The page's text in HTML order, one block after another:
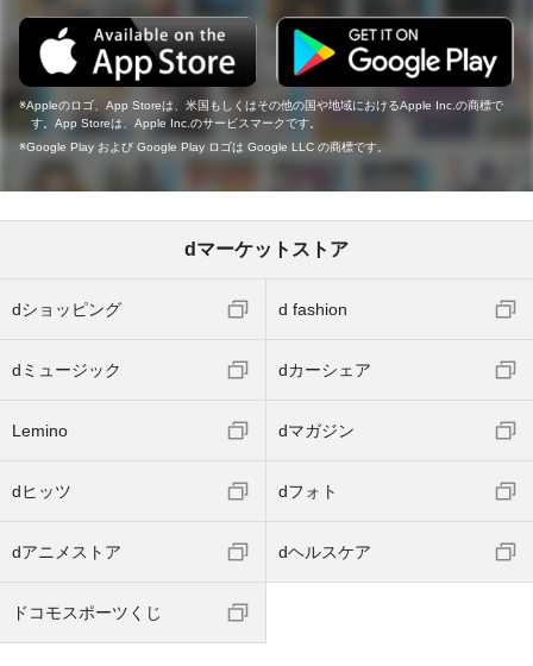
Appleのロゴ、App Storeは、米国もしくはその他の国や地域におけるApple Inc.の商標で
す。App Storeは、Apple Inc.のサービスマークです。
Google Play および Google Play ロゴは Google LLC の商標です。
dマーケットストア
dショッピング d fashion
dミュージック dカーシェア
Lemino dマガジン
dヒッツ dフォト
dアニメストア dヘルスケア
ドコモスポーツくじ